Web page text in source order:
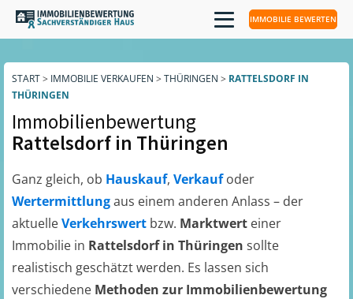
IMMOBILIE BEWERTEN
START> IMMOBILIE VERKAUFEN > THÜRINGEN > RATTELSDORF IN
THÜRINGEN
Immobilienbewertung
Rattelsdorf in Thüringen
Ganz gleich, ob Hauskauf, Verkaufoder
Wertermittlungaus einem anderen Anlass – der
aktuelleVerkehrswert bzw. Marktwert einer
Immobilie in Rattelsdorf in Thüringen sollte
realistisch geschätzt werden. Es lassen sich
verschiedene Methoden zur Immobilienbewertung